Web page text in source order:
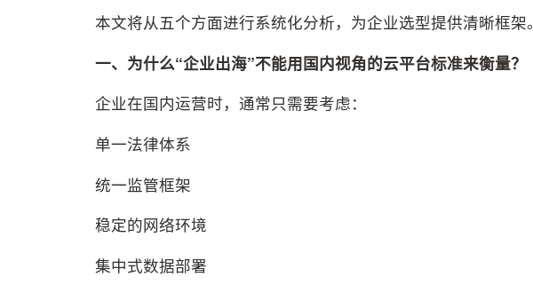
本文将从五个方面进行系统化分析，为企业选型提供清晰框架。
一、为什么“企业出海”不能用国内视角的云平台标准来衡量？
企业在国内运营时，通常只需要考虑：
单一法律体系
统一监管框架
稳定的网络环境
集中式数据部署